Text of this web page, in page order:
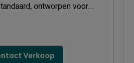
ontworpen voor
Verkoop